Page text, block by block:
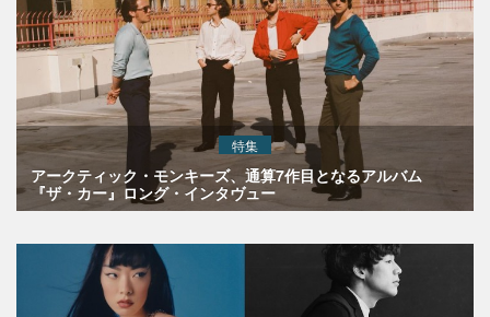
特集
アークティック・モンキーズ、通算7作目となるアルバム
『ザ・カー』ロング・インタヴュー